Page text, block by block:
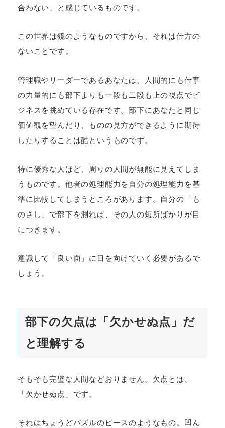
合わない」と感じているものです。
この世界は鏡のようなものですから、それは仕方の
ないことです。
管理職やリーダーであるあなたは、人間的にも仕事
の力量的にも部下よりも一段も二段も上の視点でビ
ジネスを眺めている存在です。部下にあなたと同じ
価値観を望んだり、ものの見方ができるように期待
したりすることは酷というものです。
特に優秀な人ほど、周りの人間が無能に見えてしま
うものです。他者の処理能力を自分の処理能力を基
準に比較してしまうところがあります。自分の「も
のさし」で部下を測れば、その人の短所ばかりが目
につきます。
意識して「良い面」に目を向けていく必要があるで
しょう。
部下の欠点は「欠かせぬ点」だ
と理解する
そもそも完璧な人間などおりません。欠点とは、
「欠かせぬ点」です。
それはちょうどパズルのピースのようなもの。凹ん